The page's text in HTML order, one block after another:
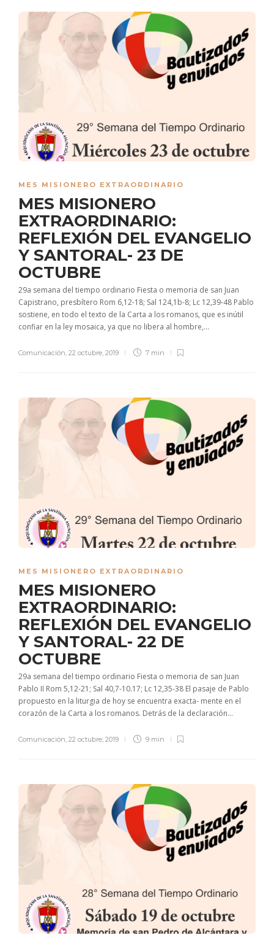
MES MISIONERO EXTRAORDINARIO
MES MISIONERO
EXTRAORDINARIO:
REFLEXIÓN DEL EVANGELIO
Y SANTORAL- 23 DE
OCTUBRE
29a semana del tiempo ordinario Fiesta o memoria de san Juan
Capistrano, presbítero Rom 6,12-18; Sal 124,1b-8; Lc 12,39-48 Pablo
sostiene, en todo el texto de la Carta a los romanos, que es inútil
confiar en la ley mosaica, ya que no libera al hombre,...
Comunicación, 22 octubre, 2019 7 min
MES MISIONERO EXTRAORDINARIO
MES MISIONERO
EXTRAORDINARIO:
REFLEXIÓN DEL EVANGELIO
Y SANTORAL- 22 DE
OCTUBRE
29a semana del tiempo ordinario Fiesta o memoria de san Juan
Pablo II Rom 5,12-21; Sal 40,7-10.17; Lc 12,35-38 El pasaje de Pablo
propuesto en la liturgia de hoy se encuentra exacta- mente en el
corazón de la Carta a los romanos. Detrás de la declaración...
Comunicación 22 octubre, 2019 9 min